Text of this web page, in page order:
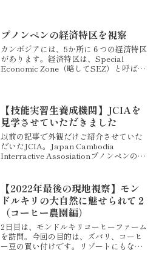
だそうです。それが、家の...
プノンペンの経済特区を視察
カンボジアには、5か所に６つの経済特区
があります。経済特区は、Special
Economic Zone（略してSEZ）と呼ばれ
【技能実習生養成機関】JCIAを
見学させていただきました
以前の記事で外観だけご紹介させていた
だいたJCIA。Japan Cambodia
Interractive Assosiationプノンペンの
ところにあります...
【2022年最後の現地視察】モン
ドルキリの大自然に魅せられて２
（コーヒー農園編）
2日目は、モンドルキリコーヒーファーム
を訪問。今回の目的は、ズバリ、コーヒ
ー豆の買い付けです。リゾートにもなっ